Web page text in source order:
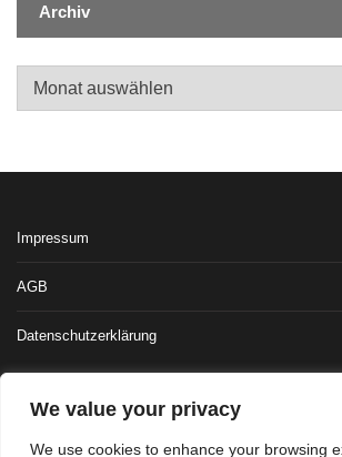
We value your privacy
We use cookies to enhance your browsing
Archiv
Impressum
AGB
Datenschutzerklärung